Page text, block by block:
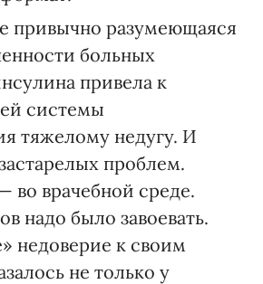
привычно разумеющаяся
больных
привела к
системы
тяжелому недугу. И
проблем.
во врачебной среде.
надо было завоевать.
недоверие к своим
не только у